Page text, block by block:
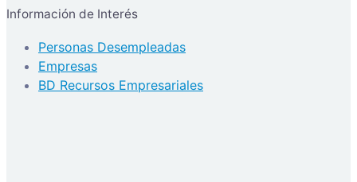
Información de Interés
Personas Desempleadas
Empresas
BD Recursos Empresariales